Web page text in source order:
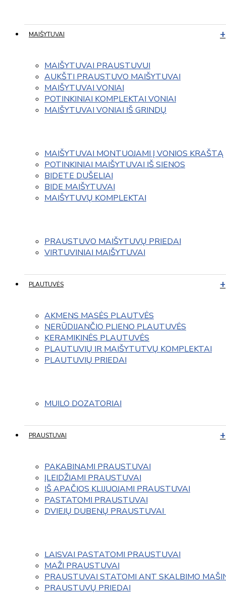
MAIŠYTUVAI
MAIŠYTUVAI PRAUSTUVUI
AUKŠTI PRAUSTUVO MAIŠYTUVAI
MAIŠYTUVAI VONIAI
POTINKINIAI KOMPLEKTAI VONIAI
MAIŠYTUVAI VONIAI IŠ GRINDŲ
MAIŠYTUVAI MONTUOJAMI Į VONIOS KRAŠTĄ
POTINKINIAI MAIŠYTUVAI IŠ SIENOS
BIDETE DUŠELIAI
BIDE MAIŠYTUVAI
MAIŠYTUVŲ KOMPLEKTAI
PRAUSTUVO MAIŠYTUVŲ PRIEDAI
VIRTUVINIAI MAIŠYTUVAI
PLAUTUVĖS
AKMENS MASĖS PLAUTVĖS
NERŪDIJANČIO PLIENO PLAUTUVĖS
KERAMIKINĖS PLAUTUVĖS
PLAUTUVIŲ IR MAIŠYTUTVŲ KOMPLEKTAI
PLAUTUVIŲ PRIEDAI
MUILO DOZATORIAI
PRAUSTUVAI
PAKABINAMI PRAUSTUVAI
ĮLEIDŽIAMI PRAUSTUVAI
IŠ APAČIOS KLIJUOJAMI PRAUSTUVAI
PASTATOMI PRAUSTUVAI
DVIEJŲ DUBENŲ PRAUSTUVAI
LAISVAI PASTATOMI PRAUSTUVAI
MAŽI PRAUSTUVAI
PRAUSTUVAI STATOMI ANT SKALBIMO
PRAUSTUVŲ PRIEDAI